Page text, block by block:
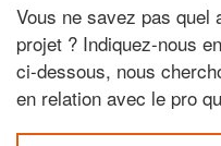
Vous ne savez pas
projet ? Indiquez-nous
ci-dessous, nous
en relation avec le pro